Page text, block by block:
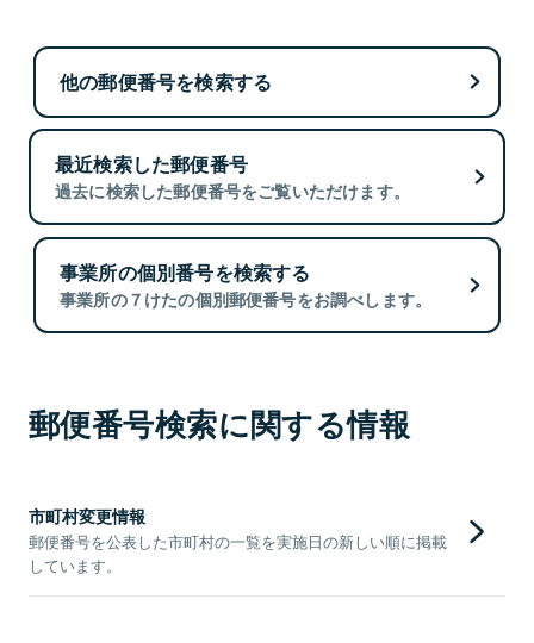
他の郵便番号を検索する
最近検索した郵便番号
過去に検索した郵便番号をご覧いただけます。
事業所の個別番号を検索する
事業所の７けたの個別郵便番号をお調べします。
郵便番号検索に関する情報
市町村変更情報
郵便番号を公表した市町村の一覧を実施日の新しい順に掲載
しています。